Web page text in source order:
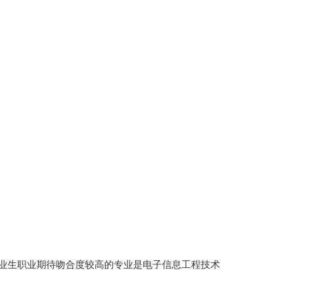
生职业期待吻合度较高的专业是电子信息工程技术